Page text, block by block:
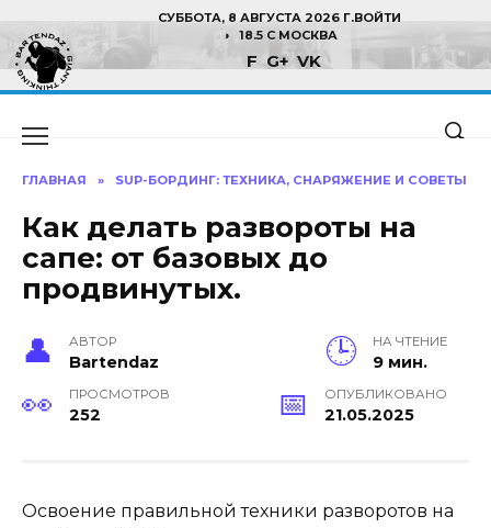
содержанию
СУББОТА, 8 АВГУСТА 2026 Г.ВОЙТИ
18.5 C МОСКВА
F G+ VK
ГЛАВНАЯ » SUP-БОРДИНГ: ТЕХНИКА, СНАРЯЖЕНИЕ И СОВЕТЫ
Как делать развороты на
сапе: от базовых до
продвинутых.
АВТОР
Bartendaz
НА ЧТЕНИЕ
9 мин.
ПРОСМОТРОВ
252
ОПУБЛИКОВАНО
21.05.2025
Освоение правильной техники разворотов на